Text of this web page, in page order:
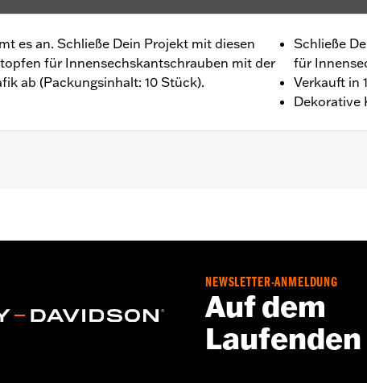
es an. Schließe Dein Projekt mit diesen
für Innensechskantschrauben mit der
ab (Packungsinhalt: 10 Stück).
Schließe
für
Verkauft in
Dekorative
NEWSLETTER-ANMELDUNG
Auf dem